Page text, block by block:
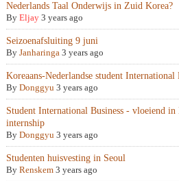
Nederlands Taal Onderwijs in Zuid Korea?
By Eljay 3 years ago
Seizoenafsluiting 9 juni
By Janharinga 3 years ago
Koreaans-Nederlandse student
By Donggyu 3 years ago
Student International Business - vloeiend in
internship
By Donggyu 3 years ago
Studenten huisvesting in Seoul
By Renskem 3 years ago